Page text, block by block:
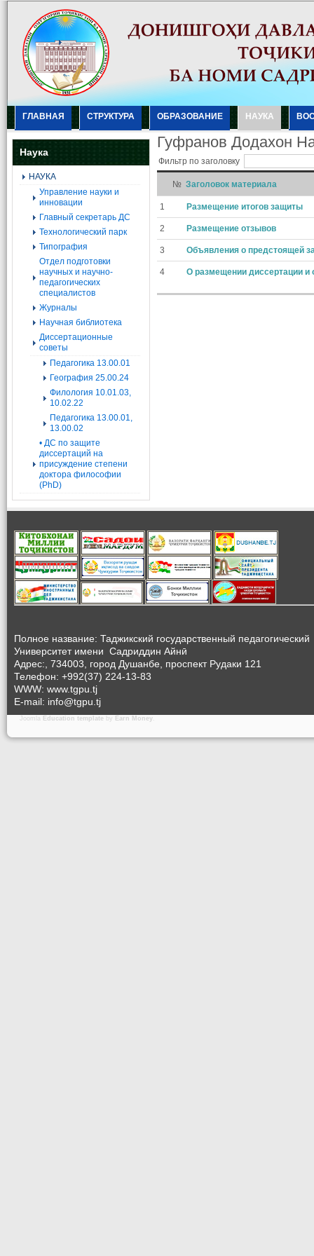
ГЛАВНАЯ СТРУКТУРА ОБРАЗОВАНИЕ НАУКА
Наука
НАУКА
Управление науки и
инновации
Главный секретарь ДС
Технологический парк
Типография
Отдел подготовки
научных и научно-
педагогических
специалистов
Журналы
Научная библиотека
Диссертационные
советы
Педагогика 13.00.01
География 25.00.24
Филология 10.01.03,
10.02.22
Педагогика 13.00.01,
13.00.02
• ДС по защите
диссертаций на
присуждение степени
доктора философии
(PhD)
Гуфранов Додахон
Фильтр по заголовку
№ Заголовок материала
1 Размещение итогов защиты
2 Размещение отзывов
3 Объявления о предстоящей
4 О размещении диссертации и
Полное название: Таджикский государственный педагогический
Университет имени Садриддин Айнӣ
Адрес:, 734003, город Душанбе, проспект Рудаки 121
Телефон: +992(37) 224-13-83
WWW: www.tgpu.tj
E-mail: info@tgpu.tj
Joomla Education template by Earn Money.